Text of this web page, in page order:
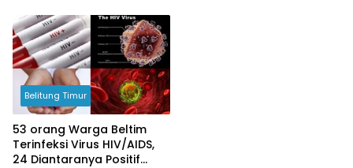
Belitung Timur
53 orang Warga Beltim
Terinfeksi Virus HIV/AIDS,
24 Diantaranya Positif